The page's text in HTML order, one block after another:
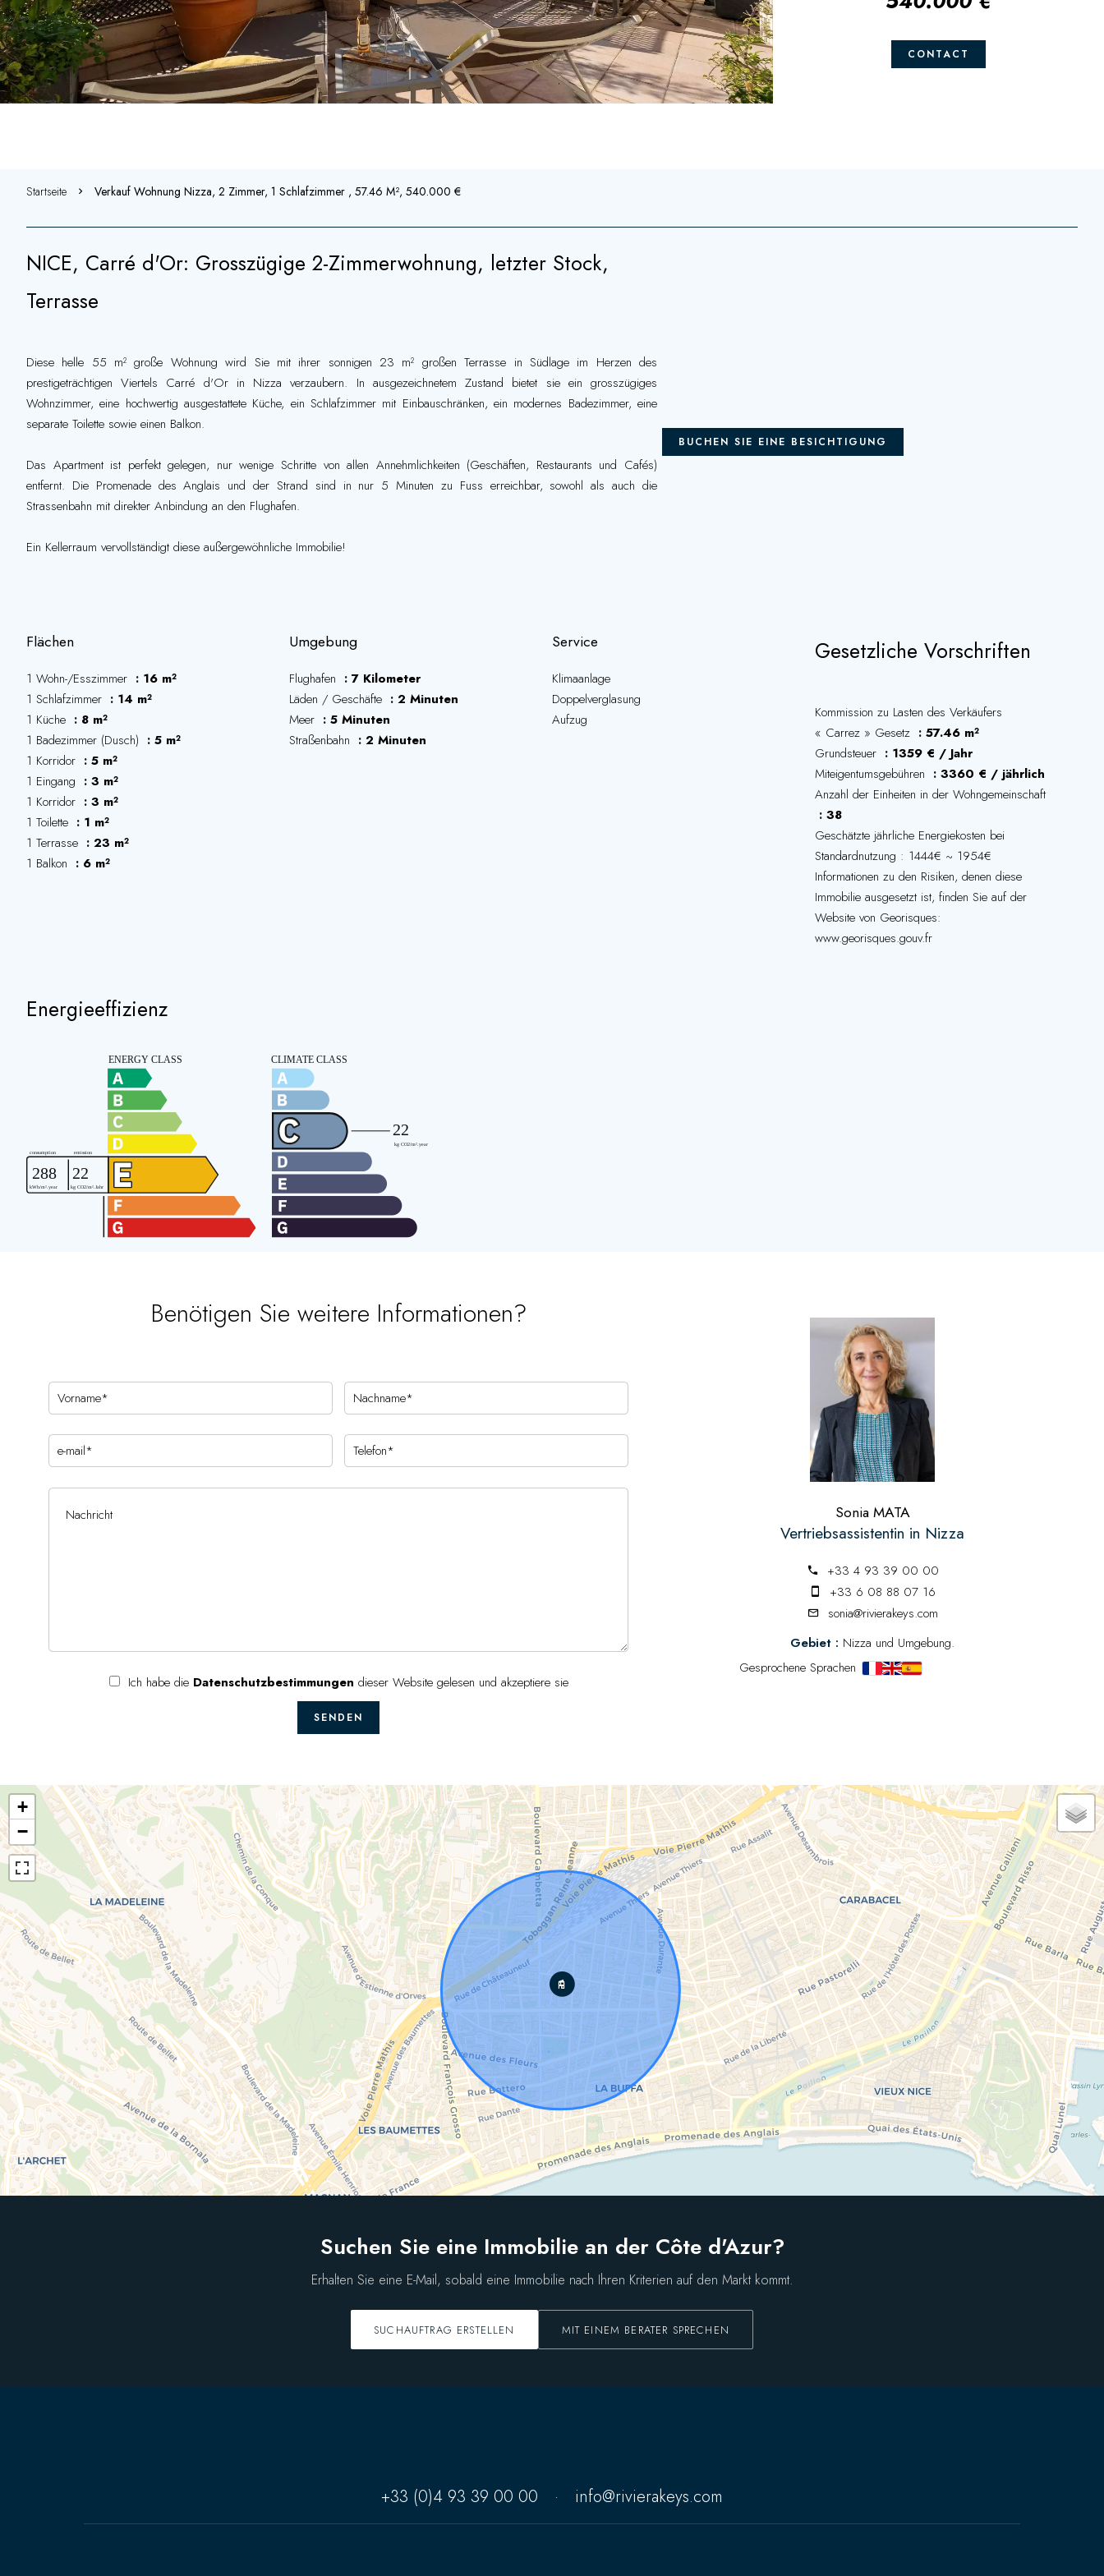
CONTACT
Startseite Verkauf Wohnung Nizza, 2 Zimmer, 1 Schlafzimmer , 57.46 M², 540.000 €
BUCHEN SIE EINE BESICHTIGUNG
NICE, Carré d'Or: Grosszügige 2-Zimmerwohnung, letzter Stock,
Terrasse
Diese helle 55 m² große Wohnung wird Sie mit ihrer sonnigen 23 m² großen Terrasse in Südlage im Herzen des
prestigeträchtigen Viertels Carré d'Or in Nizza verzaubern. In ausgezeichnetem Zustand bietet sie ein grosszügiges
Wohnzimmer, eine hochwertig ausgestattete Küche, ein Schlafzimmer mit Einbauschränken, ein modernes Badezimmer, eine
separate Toilette sowie einen Balkon.
Das Apartment ist perfekt gelegen, nur wenige Schritte von allen Annehmlichkeiten (Geschäften, Restaurants und Cafés)
entfernt. Die Promenade des Anglais und der Strand sind in nur 5 Minuten zu Fuss erreichbar, sowohl als auch die
Strassenbahn mit direkter Anbindung an den Flughafen.
Ein Kellerraum vervollständigt diese außergewöhnliche Immobilie!
Flächen
1 Wohn-/Esszimmer
16 m²
1 Schlafzimmer
14 m²
1 Küche
8 m²
1 Badezimmer (Dusch)
5 m²
1 Korridor
5 m²
1 Eingang
3 m²
1 Korridor
3 m²
1 Toilette
1 m²
1 Terrasse
23 m²
1 Balkon
6 m²
Umgebung
Flughafen
7 Kilometer
Läden / Geschäfte
2 Minuten
Meer
5 Minuten
Straßenbahn
2 Minuten
Service
Klimaanlage
Doppelverglasung
Aufzug
Gesetzliche Vorschriften
Kommission zu Lasten des Verkäufers
« Carrez » Gesetz
57.46 m²
Grundsteuer
1359 € / Jahr
Miteigentumsgebühren
3360 € / jährlich
Anzahl der Einheiten in der Wohngemeinschaft
38
Geschätzte jährliche Energiekosten bei
Standardnutzung : 1444€ ~ 1954€
Informationen zu den Risiken, denen diese
Immobilie ausgesetzt ist, finden Sie auf der
Website von Georisques:
www.georisques.gouv.fr
Energieeffizienz
Benötigen Sie weitere Informationen?
Ich habe die Datenschutzbestimmungen dieser Website gelesen und akzeptiere sie
SENDEN
Sonia MATA
Vertriebsassistentin in Nizza
+33 4 93 39 00 00
+33 6 08 88 07 16
sonia@rivierakeys.com
Gebiet : Nizza und Umgebung.
Gesprochene Sprachen
+
−
Suchen Sie eine Immobilie an der Côte d'Azur?
Erhalten Sie eine E-Mail, sobald eine Immobilie nach Ihren Kriterien auf den Markt kommt.
SUCHAUFTRAG ERSTELLEN MIT EINEM BERATER SPRECHEN
+33 (0)4 93 39 00 00 · info@rivierakeys.com